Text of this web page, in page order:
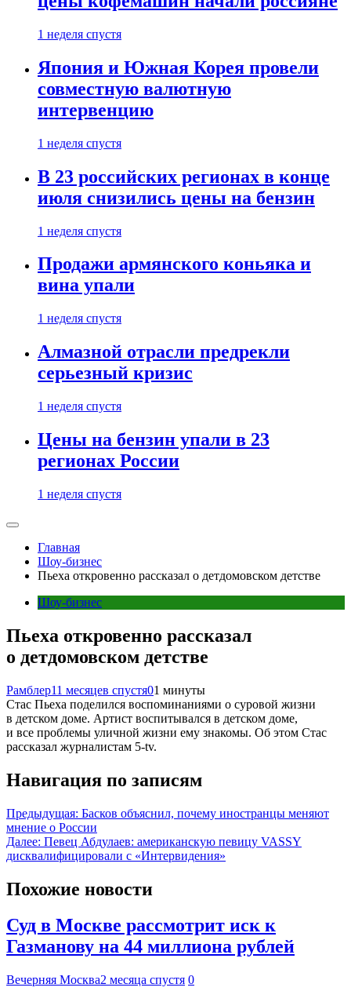
1 неделя спустя
Япония и Южная Корея провели
совместную валютную
интервенцию
1 неделя спустя
В 23 российских регионах в конце
июля снизились цены на бензин
1 неделя спустя
Продажи армянского коньяка и
вина упали
1 неделя спустя
Алмазной отрасли предрекли
серьезный кризис
1 неделя спустя
Цены на бензин упали в 23
регионах России
1 неделя спустя
Главная
Шоу-бизнес
Пьеха откровенно рассказал о детдомовском детстве
Шоу-бизнес
Пьеха откровенно рассказал
о детдомовском детстве
Рамблер11 месяцев спустя01 минуты
Стас Пьеха поделился воспоминаниями о суровой жизни
в детском доме. Артист воспитывался в детском доме,
и все проблемы уличной жизни ему знакомы. Об этом Стас
рассказал журналистам 5-tv.
Навигация по записям
Предыдущая: Басков объяснил, почему иностранцы меняют
мнение о России
Далее: Певец Абдулаев: американскую певицу VASSY
дисквалифицировали с «Интервидения»
Похожие новости
Суд в Москве рассмотрит иск к
Газманову на 44 миллиона рублей
Вечерняя Москва2 месяца спустя 0